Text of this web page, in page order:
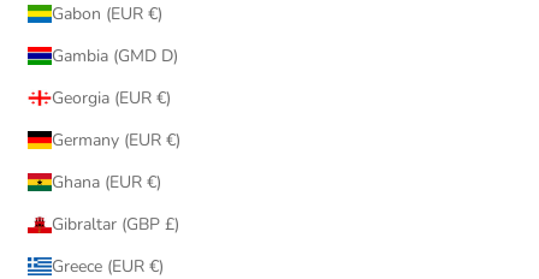
Gabon (EUR €)
Gambia (GMD D)
Georgia (EUR €)
Germany (EUR €)
Ghana (EUR €)
Gibraltar (GBP £)
Greece (EUR €)